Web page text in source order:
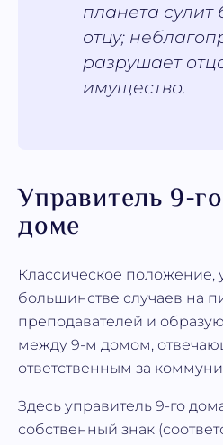
планета сулит
отцу;
разрушает
имущество.
Управитель 9-
доме
Классическое положение,
большинстве случаев на
преподавателей и
между 9-м домом,
ответственным за
Здесь управитель 9-го
собственный знак